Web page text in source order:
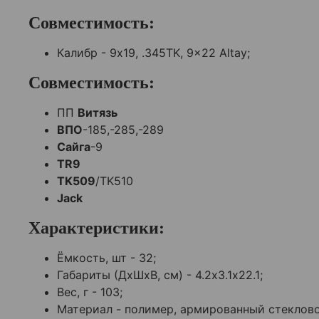
Совместимость:
Калибр - 9х19, .345TK, 9x22 Altay;
Совместимость:
ПП Витязь
ВПО-185,-285,-289
Сайга-9
TR9
TK509/TK510
Jack
Характеристики:
Ёмкость, шт - 32;
Габариты (ДхШхВ, см) - 4.2х3.1х22.1;
Вес, г - 103;
Материал - полимер, армированный